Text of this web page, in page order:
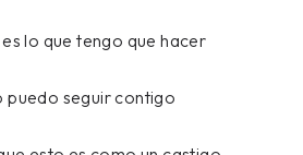
lo que tengo que hacer
puedo seguir contigo